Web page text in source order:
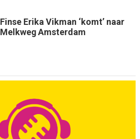
Finse Erika Vikman ‘komt’ naar
Melkweg Amsterdam